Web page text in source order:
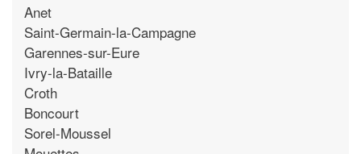
Anet
Saint-Germain-la-Campagne
Garennes-sur-Eure
Ivry-la-Bataille
Croth
Boncourt
Sorel-Moussel